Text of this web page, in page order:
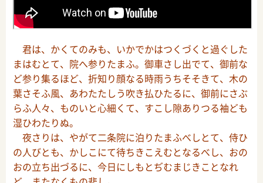
君は、かくてのみも、いかでかはつくづくと過ぐした
まはむとて、院へ参りたまふ。御車さし出でて、御前な
ど参り集るほど、折知り顔なる時雨うちそそきて、木の
葉さそふ風、あわたたしう吹き払ひたるに、御前にさぶ
らふ人々、ものいと心細くて、すこし隙ありつる袖ども
湿ひわたりぬ。
夜さりは、やがて二条院に泊りたまふべしとて、侍ひ
の人びとも、かしこにて待ちきこえむとなるべし、おの
おの立ち出づるに、今日にしもとぢむまじきことなれ